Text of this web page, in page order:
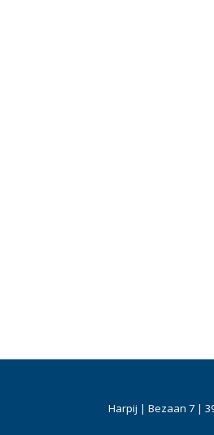
Harpij | Bezaan 7 |